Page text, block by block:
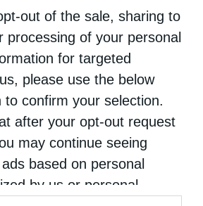
out of the sale, sharing to
processing of your personal
for targeted
please use the below
to confirm your selection.
after your opt-out request
may continue seeing
based on personal
by us or personal
Καστορίας
και Εξάρχου Άνω
ο μεγάλος
Εκκλησίας μας, ο Άγιος
για τη μεγάλη εορτή
του …